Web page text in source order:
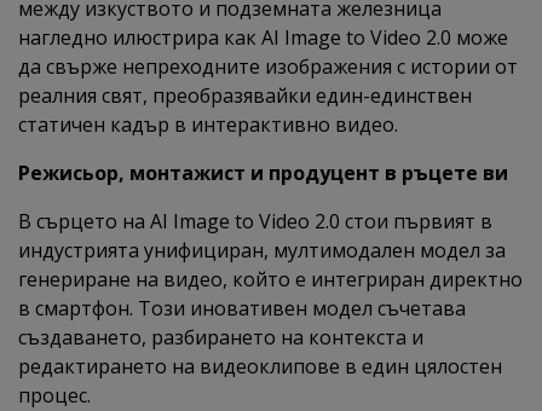
между изкуството и подземната железница
нагледно илюстрира как AI Image to Video 2.0 може
да свърже непреходните изображения с истории от
реалния свят, преобразявайки един-единствен
статичен кадър в интерактивно видео.
Режисьор, монтажист и продуцент в ръцете ви
В сърцето на AI Image to Video 2.0 стои първият в
индустрията унифициран, мултимодален модел за
генериране на видео, който е интегриран директно
в смартфон. Този иновативен модел съчетава
създаването, разбирането на контекста и
редактирането на видеоклипове в един цялостен
процес.